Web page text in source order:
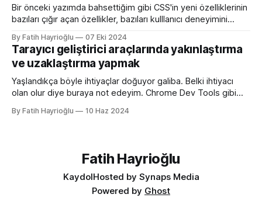
Bir önceki yazımda bahsettiğim gibi CSS'in yeni özelliklerinin
bazıları çığır açan özellikler, bazıları kulllanıcı deneyimini
fonksiyonu gibi yazım kolaylığı sağlayan özellikler. lightdark()
fonksiyonu mevcut uyumlu web yazımındaki büyük sorun
olan aşağıdaki kullanımı daha anlaşılır ve düzenli hale
getirmeye yarıyor. :root { color-scheme:
By Fatih Hayrioğlu 07 Eki 2024
Tarayıcı geliştirici araçlarında yakınlaştırma
ve uzaklaştırma yapmak
Yaşlandıkça böyle ihtiyaçlar doğuyor galiba. Belki ihtiyacı
olan olur diye buraya not edeyim. Chrome Dev Tools gibi
küçük mesela :) Yazı boyutlarını büyütmek için Cmd + + and
By Fatih Hayrioğlu 10 Haz 2024
Fatih Hayrioğlu
KaydolHosted by Synaps Media
Powered by Ghost